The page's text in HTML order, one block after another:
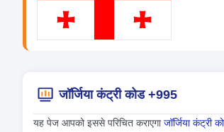
जॉर्जिया कंट्री कोड +995
यह पेज आपको इससे परिचित कराएगाजॉर्जिया कंट्री